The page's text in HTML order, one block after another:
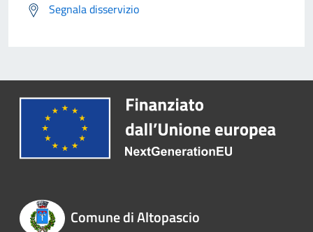
Segnala disservizio
Comune di Altopascio